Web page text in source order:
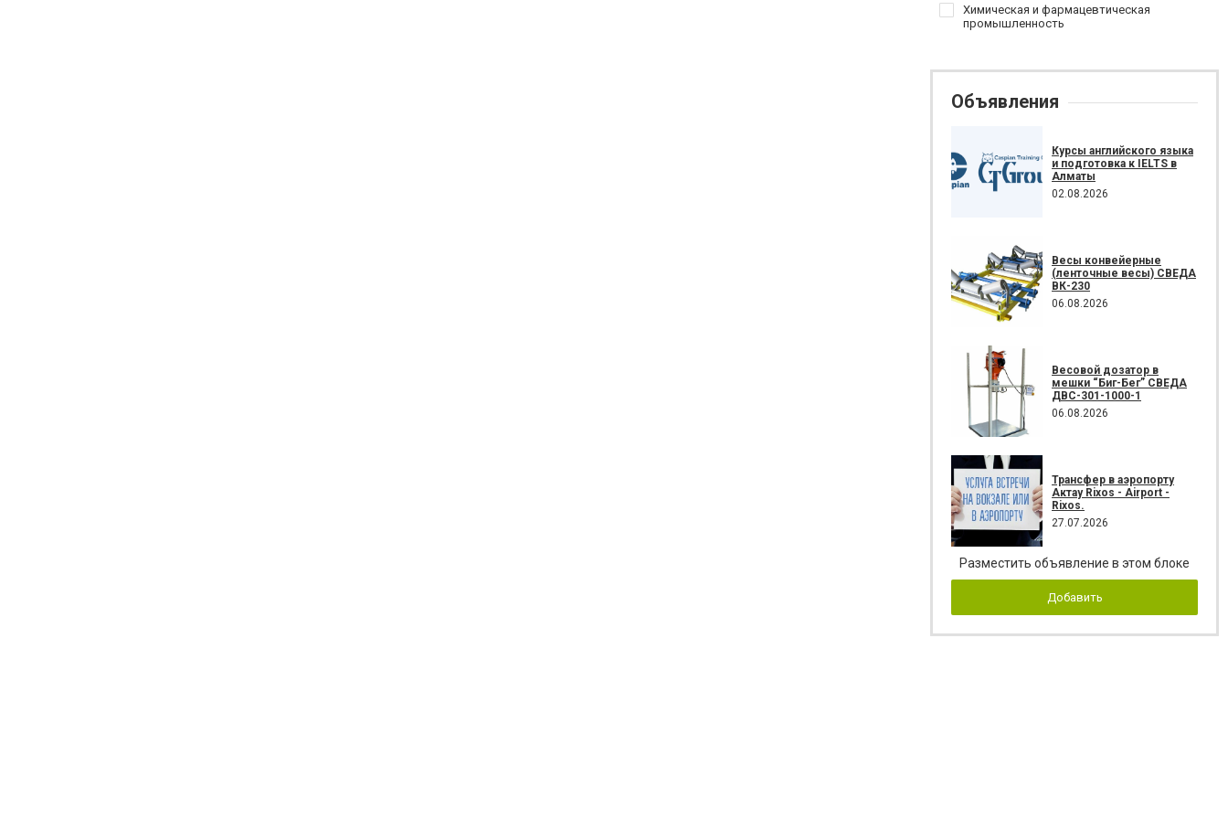
Химическая и фармацевтическая
промышленность
Объявления
Курсы английского языка
и подготовка к IELTS в
Алматы
02.08.2026
Весы конвейерные
(ленточные весы) СВЕДА
ВК-230
06.08.2026
Весовой дозатор в
мешки “Биг-Бег” СВЕДА
ДВС-301-1000-1
06.08.2026
Трансфер в аэропорту
Актау Rixos - Airport -
Rixos.
27.07.2026
Разместить объявление в этом блоке
Добавить